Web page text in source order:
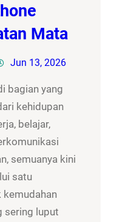
Mata
Jun 13, 2026
bagian yang
kehidupan
belajar,
semuanya kini
satu
kemudahan
sering luput